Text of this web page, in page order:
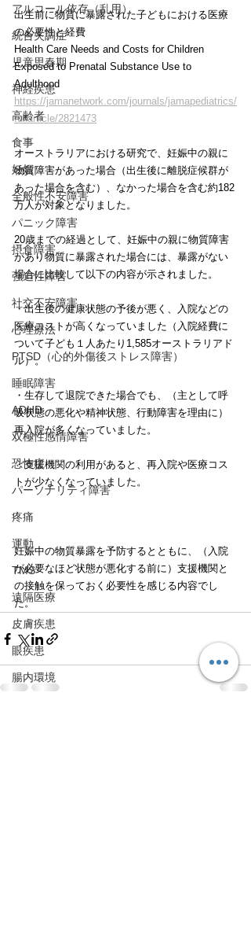
アルコール依存（乱用）
統合失調症
児童思春期
神経疾患
高齢者
食事
妊娠
全般性不安障害
パニック障害
摂食障害
強迫性障害
社交不安障害
心理療法
PTSD（心的外傷後ストレス障害）
睡眠障害
ADHD
双極性感情障害
恐怖症
パーソナリティ障害
疼痛
運動
TMS
遠隔医療
皮膚疾患
眼疾患
腸内環境
出生前に物質に暴露された子どもにおける医療
の必要性と経費
Health Care Needs and Costs for Children
Exposed to Prenatal Substance Use to
Adulthood
https://jamanetwork.com/journals/jamapediatrics/
fullarticle/2821473
オーストラリアにおける研究で、妊娠中の親に
物質障害があった場合（出生後に離脱症候群が
あった場合を含む）、なかった場合を含む約182
万人が対象となりました。
20歳までの経過として、妊娠中の親に物質障害
があり物質に暴露された場合には、暴露がない
場合に比較して以下の内容が示されました。
・出生後の健康状態の予後が悪く、入院などの
医療コストが高くなっていました（入院経費に
ついて子ども１人あたり1,585オーストラリアド
ル）。
・生存して退院できた場合でも、（主として呼
吸状態の悪化や精神状態、行動障害を理由に）
再入院が多くなっていました。
・支援機関の利用があると、再入院や医療コス
トが少なくなっていました。
妊娠中の物質暴露を予防するとともに、（入院
が必要なほど状態が悪化する前に）支援機関と
の接触を保っておく必要性を感じる内容でし
た。